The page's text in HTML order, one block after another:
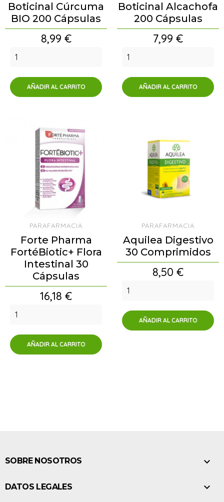
Boticinal Cúrcuma
BIO 200 Cápsulas
Precio
8,99 €
AÑADIR AL CARRITO
Boticinal Alcachofa
200 Cápsulas
Precio
7,99 €
AÑADIR AL CARRITO
PARAFARMACIA
Forte Pharma
FortéBiotic+ Flora
Intestinal 30
Cápsulas
Precio
16,18 €
AÑADIR AL CARRITO
PARAFARMACIA
Aquilea Digestivo
30 Comprimidos
Precio
8,50 €
AÑADIR AL CARRITO
SOBRE NOSOTROS 
DATOS LEGALES 